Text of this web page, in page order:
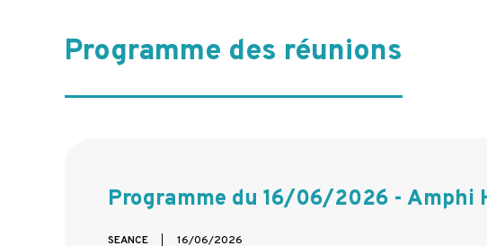
Programme des réunions
Programme du 16/06/2026 - Amphi
SEANCE 16/06/2026